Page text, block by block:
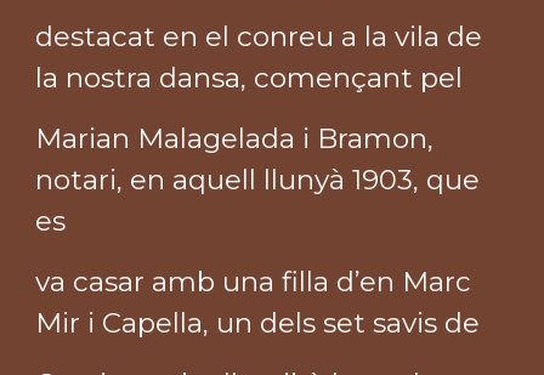
destacat en el conreu a la vila de
la nostra dansa, començant pel
Marian Malagelada i Bramon,
notari, en aquell llunyà 1903, que
es
va casar amb una filla d’en Marc
Mir i Capella, un dels set savis de